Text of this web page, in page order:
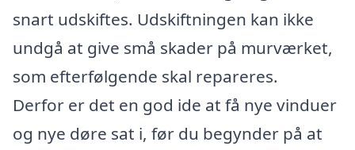
snart udskiftes. Udskiftningen kan ikke
undgå at give små skader på murværket,
som efterfølgende skal repareres.
Derfor er det en god ide at få nye vinduer
og nye døre sat i, før du begynder på at